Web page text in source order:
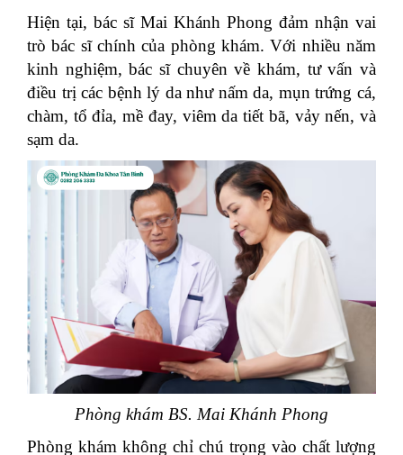
Hiện tại, bác sĩ Mai Khánh Phong đảm nhận vai
trò bác sĩ chính của phòng khám. Với nhiều năm
kinh nghiệm, bác sĩ chuyên về khám, tư vấn và
điều trị các bệnh lý da như nấm da, mụn trứng cá,
chàm, tổ đỉa, mề đay, viêm da tiết bã, vảy nến, và
sạm da.
Phòng khám BS. Mai Khánh Phong
Phòng khám không chỉ chú trọng vào chất lượng